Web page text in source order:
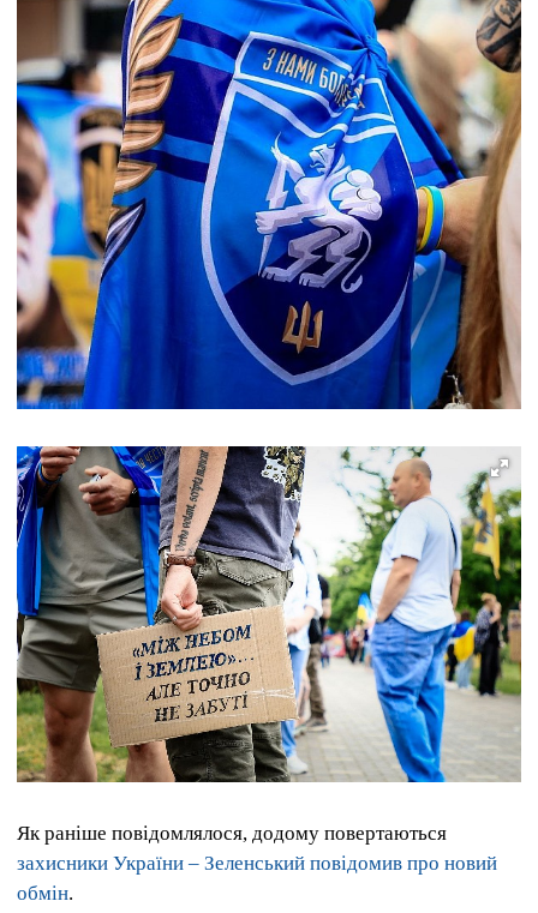
Як раніше повідомлялося, додому повертаються
захисники України – Зеленський повідомив про новий
обмін.